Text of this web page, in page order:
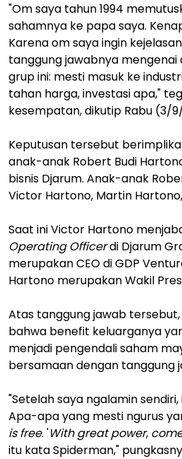
"Om saya tahun 1994
sahamnya ke papa saya.
Karena om saya ingin
tanggung jawabnya mengenai
grup ini: mesti masuk ke
tahan harga, investasi apa,"
kesempatan, dikutip Rabu (3/
Keputusan tersebut
anak-anak Robert Budi
bisnis Djarum. Anak-anak
Victor Hartono, Martin
Saat ini Victor Hartono
Operating Officerdi Djarum
merupakan CEO di GDP
Hartono merupakan Wakil
Atas tanggung jawab
bahwa benefit keluarganya
menjadi pengendali saham
bersamaan dengan tanggung
"Setelah saya ngalamin
Apa-apa yang mesti ngurus
is free. 'With great power,
itu kata Spiderman,"